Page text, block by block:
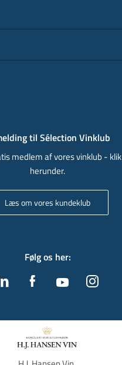
til Sélection Vinklub
medlem af vores vinklub - klik
herunder.
Læs om vores kundeklub
Følg os her: